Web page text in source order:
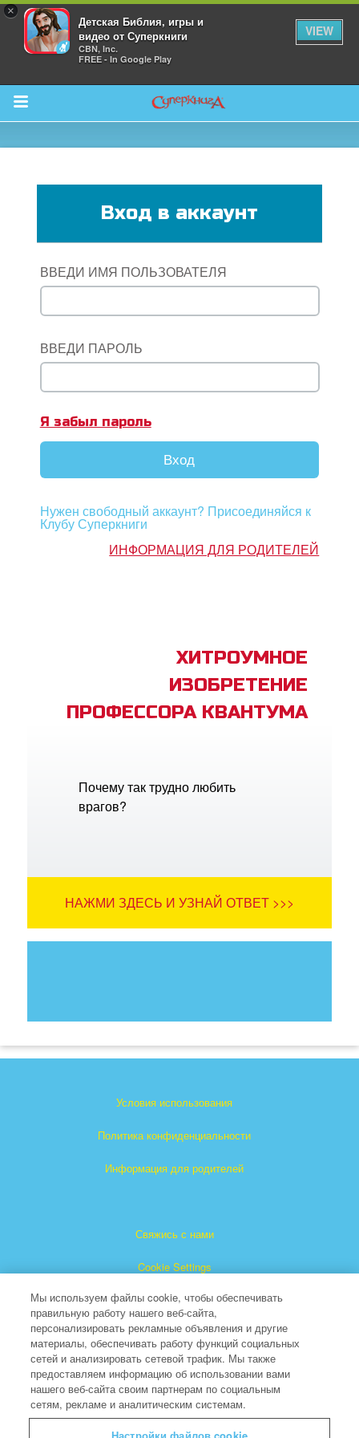
×
Детская Библия, игры и
видео от Суперкниги
CBN, Inc.
FREE - In Google Play
VIEW
Return to Content
язык
Вход в аккаунт
ВВЕДИ ИМЯ ПОЛЬЗОВАТЕЛЯ
ВВЕДИ ПАРОЛЬ
Я забыл пароль
Вход
Нужен свободный аккаунт? Присоединяйся к
Клубу Суперкниги
ИНФОРМАЦИЯ ДЛЯ РОДИТЕЛЕЙ
ХИТРОУМНОЕ
ИЗОБРЕТЕНИЕ
ПРОФЕССОРА КВАНТУМА
Почему так трудно любить
врагов?
НАЖМИ ЗДЕСЬ И УЗНАЙ ОТВЕТ >>>
Условия использования
Политика конфиденциальности
Информация для родителей
Свяжись с нами
Cookie Settings
"Суперкнига" является зарегистрированной торговой
маркой The Christian Broadcasting Network, Inc.
Мы используем файлы cookie, чтобы обеспечивать
правильную работу нашего веб-сайта,
персонализировать рекламные объявления и другие
материалы, обеспечивать работу функций социальных
сетей и анализировать сетевой трафик. Мы также
предоставляем информацию об использовании вами
нашего веб-сайта своим партнерам по социальным
сетям, рекламе и аналитическим системам.